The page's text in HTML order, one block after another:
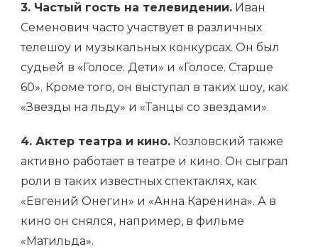
3. Частый гость на телевидении. Иван
Семенович часто участвует в различных
телешоу и музыкальных конкурсах. Он был
судьей в «Голосе. Дети» и «Голосе. Старше
60». Кроме того, он выступал в таких шоу, как
«Звезды на льду» и «Танцы со звездами».
4. Актер театра и кино. Козловский также
активно работает в театре и кино. Он сыграл
роли в таких известных спектаклях, как
«Евгений Онегин» и «Анна Каренина». А в
кино он снялся, например, в фильме
«Матильда».